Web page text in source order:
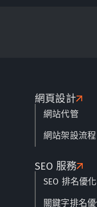
網頁設計
網站代管
網站架設流程
SEO 服務
SEO 排名優
關鍵字排名